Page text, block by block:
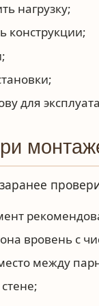
нагрузку;
конструкции;
для
вровень с
между